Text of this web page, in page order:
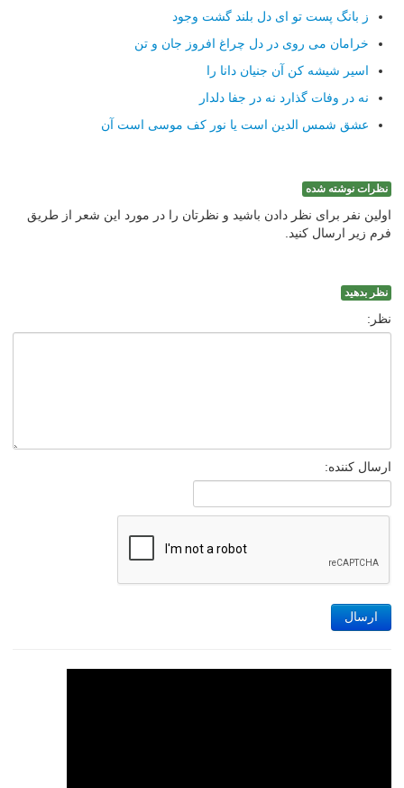
ز بانگ پست تو ای دل بلند گشت وجود
خرامان می روی در دل چراغ افروز جان و تن
اسیر شیشه كن آن جنیان دانا را
نه در وفات گذارد نه در جفا دلدار
عشق شمس الدین است یا نور كف موسی است آن
نظرات نوشته شده
اولین نفر برای نظر دادن باشید و نظرتان را در مورد این شعر از طریق
فرم زیر ارسال کنید.
نظر بدهید
نظر:
ارسال کننده:
ارسال